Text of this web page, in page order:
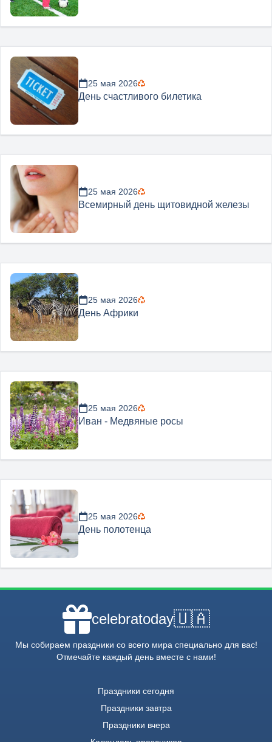
25 мая 2026
День счастливого билетика
25 мая 2026
Всемирный день щитовидной железы
25 мая 2026
День Африки
25 мая 2026
Иван - Медвяные росы
25 мая 2026
День полотенца
celebratoday🇺🇦
Мы собираем праздники со всего мира специально для вас!
Отмечайте каждый день вместе с нами!
Праздники сегодня
Праздники завтра
Праздники вчера